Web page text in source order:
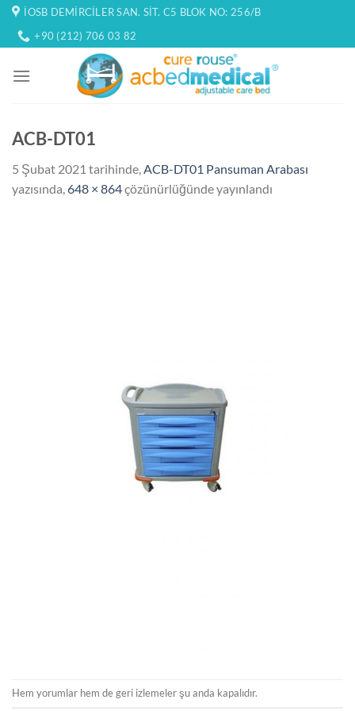
İçeriğe
atla
İOSB DEMIRCILER SAN. SIT. C5 BLOK NO: 256/B
+90 (212) 706 03 82
ACB-DT01
5 Şubat 2021 tarihinde,ACB-DT01 Pansuman Arabası
yazısında,648 × 864çözünürlüğünde yayınlandı
Hem yorumlar hem de geri izlemeler şu anda kapalıdır.